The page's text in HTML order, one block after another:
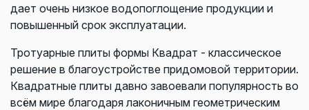
дает очень низкое водопоглощение продукции и
повышенный срок эксплуатации.
Тротуарные плиты формы Квадрат - классическое
решение в благоустройстве придомовой территории.
Квадратные плиты давно завоевали популярность во
всём мире благодаря лаконичным геометрическим